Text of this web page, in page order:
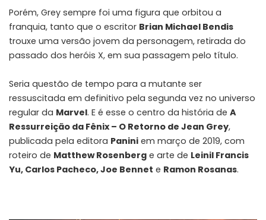
Porém, Grey sempre foi uma figura que orbitou a
franquia, tanto que o escritor Brian Michael Bendis
trouxe uma versão jovem da personagem, retirada do
passado dos heróis X, em sua passagem pelo título.
Seria questão de tempo para a mutante ser
ressuscitada em definitivo pela segunda vez no universo
regular da Marvel. E é esse o centro da história de A
Ressurreição da Fênix – O Retorno de Jean Grey,
publicada pela editora Panini em março de 2019, com
roteiro de Matthew Rosenberg e arte de Leinil Francis
Yu, Carlos Pacheco, Joe Bennet e Ramon Rosanas.